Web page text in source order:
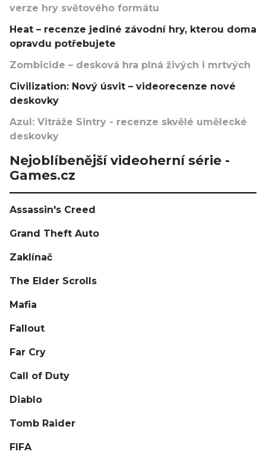
verze hry světového formátu
Heat – recenze jediné závodní hry, kterou doma
opravdu potřebujete
Zombicide – desková hra plná živých i mrtvých
Civilization: Nový úsvit – videorecenze nové
deskovky
Azul: Vitráže Sintry - recenze skvělé umělecké
deskovky
Nejoblíbenější videoherní série -
Games.cz
Assassin's Creed
Grand Theft Auto
Zaklínač
The Elder Scrolls
Mafia
Fallout
Far Cry
Call of Duty
Diablo
Tomb Raider
FIFA